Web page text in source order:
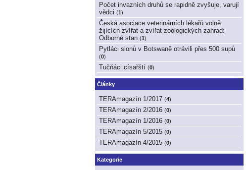
Počet invazních druhů se rapidně zvyšuje, varují
vědci (1)
Česká asociace veterinárních lékařů volně
žijících zvířat a zvířat zoologických zahrad:
Odborné stan (1)
Pytláci slonů v Botswaně otrávili přes 500 supů
(0)
Tučňáci císařští (0)
Články
TERAmagazín 1/2017 (4)
TERAmagazín 2/2016 (0)
TERAmagazín 1/2016 (0)
TERAmagazín 5/2015 (0)
TERAmagazín 4/2015 (0)
Kategorie